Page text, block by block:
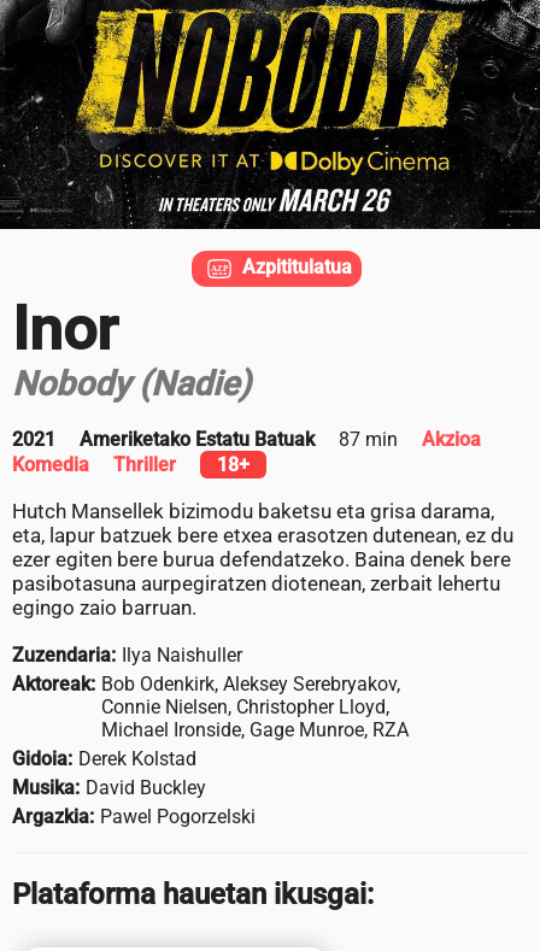
Inor
Nobody (Nadie)
2021 Ameriketako Estatu Batuak 87 min
Akzioa
Komedia
Thriller 18+
Hutch Mansellek bizimodu baketsu eta grisa darama,
eta, lapur batzuek bere etxea erasotzen dutenean, ez du
ezer egiten bere burua defendatzeko. Baina denek bere
pasibotasuna aurpegiratzen diotenean, zerbait lehertu
egingo zaio barruan.
Zuzendaria: Ilya Naishuller
Aktoreak: Bob Odenkirk, Aleksey Serebryakov,
Connie Nielsen, Christopher Lloyd,
Michael Ironside, Gage Munroe, RZA
Gidoia: Derek Kolstad
Musika: David Buckley
Argazkia: Pawel Pogorzelski
Plataforma hauetan ikusgai:
Azpititulatua